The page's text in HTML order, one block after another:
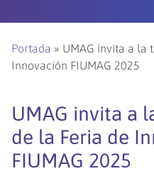
Portada » UMAG invita a la
Innovación FIUMAG 2025
UMAG invita a
de la Feria de
FIUMAG 2025